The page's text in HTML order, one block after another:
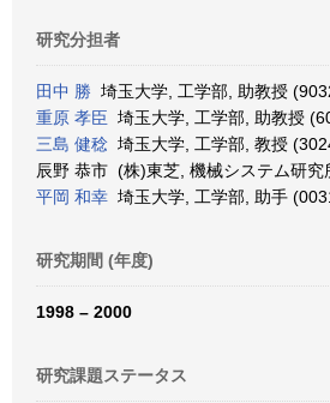
研究分担者
田中 勝 埼玉大学, 工学部, 助教授
重原 孝臣 埼玉大学, 工学部, 助教授
三島 健稔 埼玉大学, 工学部, 教授
辰野 恭市 (株)東芝, 機械システム研究
平岡 和幸 埼玉大学, 工学部, 助手
研究期間 (年度)
1998 – 2000
研究課題ステータス